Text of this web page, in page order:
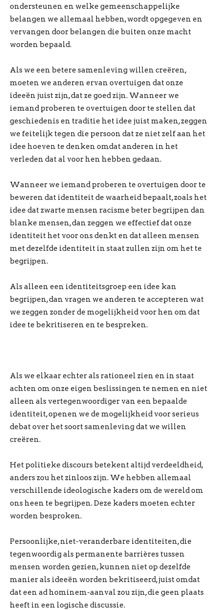
ondersteunen en welke gemeenschappelijke
belangen we allemaal hebben, wordt opgegeven en
vervangen door belangen die buiten onze macht
worden bepaald.
Als we een betere samenleving willen creëren,
moeten we anderen ervan overtuigen dat onze
ideeën juist zijn, dat ze goed zijn. Wanneer we
iemand proberen te overtuigen door te stellen dat
geschiedenis en traditie het idee juist maken, zeggen
we feitelijk tegen die persoon dat ze niet zelf aan het
idee hoeven te denken omdat anderen in het
verleden dat al voor hen hebben gedaan.
Wanneer we iemand proberen te overtuigen door te
beweren dat identiteit de waarheid bepaalt, zoals het
idee dat zwarte mensen racisme beter begrijpen dan
blanke mensen, dan zeggen we effectief dat onze
identiteit het voor ons denkt en dat alleen mensen
met dezelfde identiteit in staat zullen zijn om het te
begrijpen.
Als alleen een identiteitsgroep een idee kan
begrijpen, dan vragen we anderen te accepteren wat
we zeggen zonder de mogelijkheid voor hen om dat
idee te bekritiseren en te bespreken.
Als we elkaar echter als rationeel zien en in staat
achten om onze eigen beslissingen te nemen en niet
alleen als vertegenwoordiger van een bepaalde
identiteit, openen we de mogelijkheid voor serieus
debat over het soort samenleving dat we willen
creëren.
Het politieke discours betekent altijd verdeeldheid,
anders zou het zinloos zijn. We hebben allemaal
verschillende ideologische kaders om de wereld om
ons heen te begrijpen. Deze kaders moeten echter
worden besproken.
Persoonlijke, niet-veranderbare identiteiten, die
tegenwoordig als permanente barrières tussen
mensen worden gezien, kunnen niet op dezelfde
manier als ideeën worden bekritiseerd, juist omdat
dat een ad hominem-aanval zou zijn, die geen plaats
heeft in een logische discussie.